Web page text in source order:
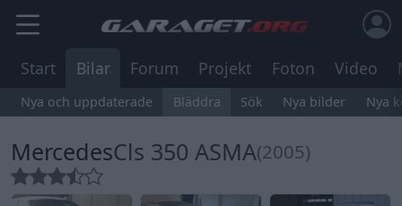
Start Bilar Forum Projekt Foton Video
Nya och uppdaterade Bläddra Sök Nya bilder Nya
MercedesCls 350 ASMA(2005)